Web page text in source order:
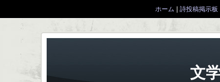
ホーム 詩投稿掲示板
文